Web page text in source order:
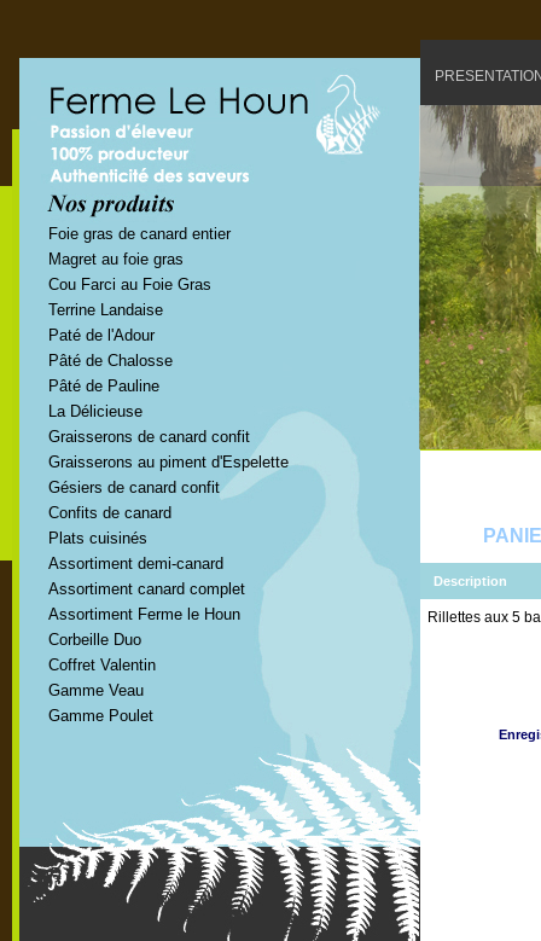
Foie gras de canard entier
Magret au foie gras
Cou Farci au Foie Gras
Terrine Landaise
Paté de l'Adour
Pâté de Chalosse
Pâté de Pauline
La Délicieuse
Graisserons de canard confit
Graisserons au piment d'Espelette
Gésiers de canard confit
Confits de canard
Plats cuisinés
Assortiment demi-canard
Assortiment canard complet
Assortiment Ferme le Houn
Corbeille Duo
Coffret Valentin
Gamme Veau
Gamme Poulet
Description
Rillettes aux 5